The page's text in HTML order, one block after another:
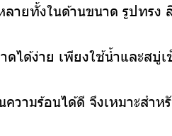
ายทั้งในด้านขนาด รูปทรง
ดได้ง่าย เพียงใช้น้ำและส
ความร้อนได้ดี จึงเหมาะส